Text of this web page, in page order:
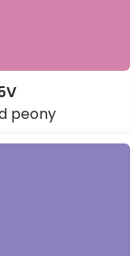
peony